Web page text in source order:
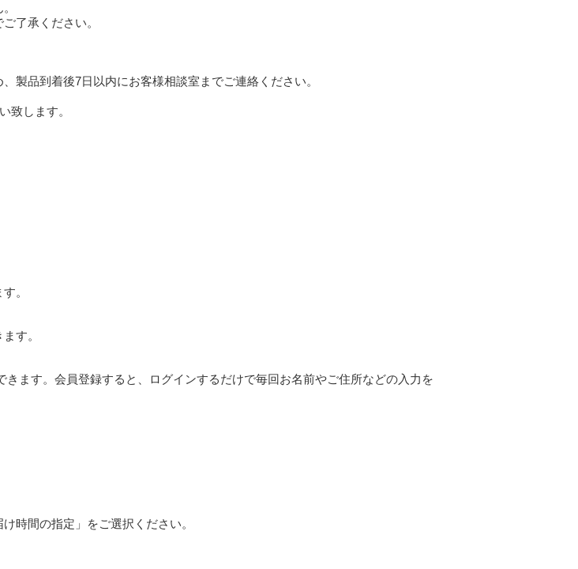
了承ください。
製品到着後7日以内にお客様相談室までご連絡ください。
致します。
。
す。
ます。会員登録すると、ログインするだけで毎回お名前やご住所などの入力を
時間の指定」をご選択ください。